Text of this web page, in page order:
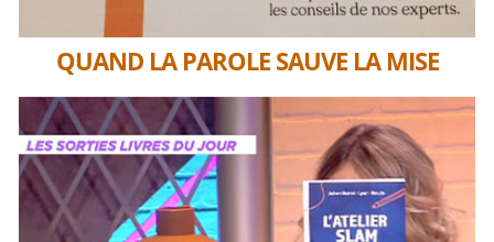
QUAND LA PAROLE SAUVE LA MISE